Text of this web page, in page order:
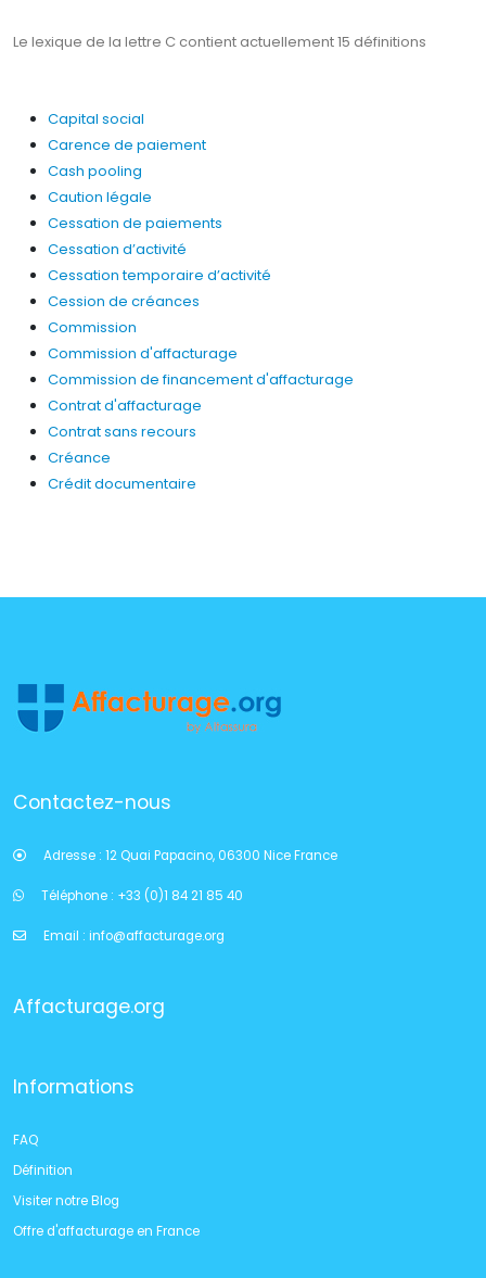
Le lexique de la lettre C contient actuellement 15 définitions
Capital social
Carence de paiement
Cash pooling
Caution légale
Cessation de paiements
Cessation d’activité
Cessation temporaire d’activité
Cession de créances
Commission
Commission d'affacturage
Commission de financement d'affacturage
Contrat d'affacturage
Contrat sans recours
Créance
Crédit documentaire
Contactez-nous
Adresse : 12 Quai Papacino, 06300 Nice France
Téléphone : +33 (0)1 84 21 85 40
Email : info@affacturage.org
Affacturage.org
Informations
FAQ
Définition
Visiter notre Blog
Offre d'affacturage en France